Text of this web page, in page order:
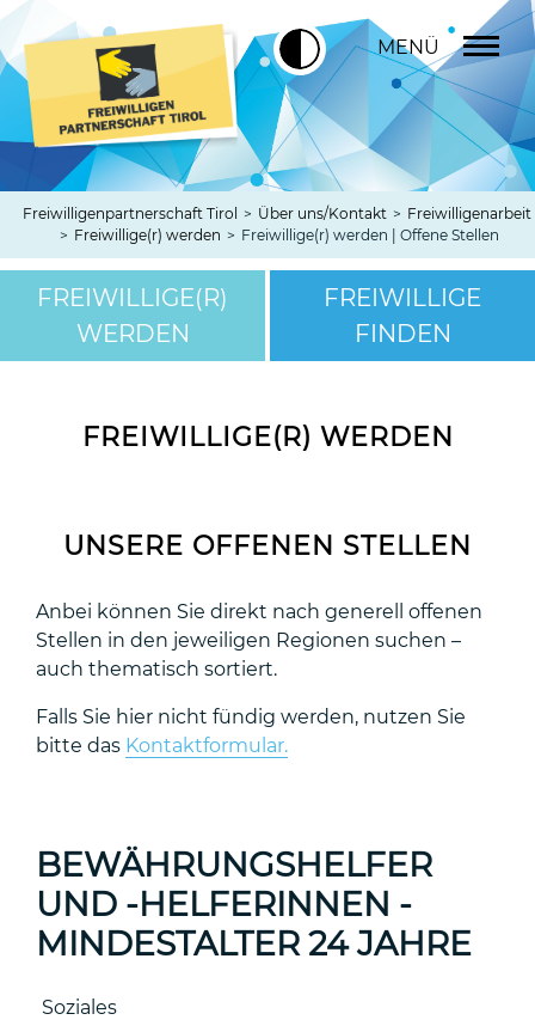
MENÜ
Freiwilligenpartnerschaft Tirol > Über uns/Kontakt > Freiwilligenarbeit
> Freiwillige(r) werden > Freiwillige(r) werden | Offene Stellen
FREIWILLIGE(R)
WERDEN
FREIWILLIGE
FINDEN
FREIWILLIGE(R) WERDEN
UNSERE OFFENEN STELLEN
Anbei können Sie direkt nach generell offenen
Stellen in den jeweiligen Regionen suchen –
auch thematisch sortiert.
Falls Sie hier nicht fündig werden, nutzen Sie
bitte das Kontaktformular.
BEWÄHRUNGSHELFER
UND -HELFERINNEN -
MINDESTALTER 24 JAHRE
Soziales